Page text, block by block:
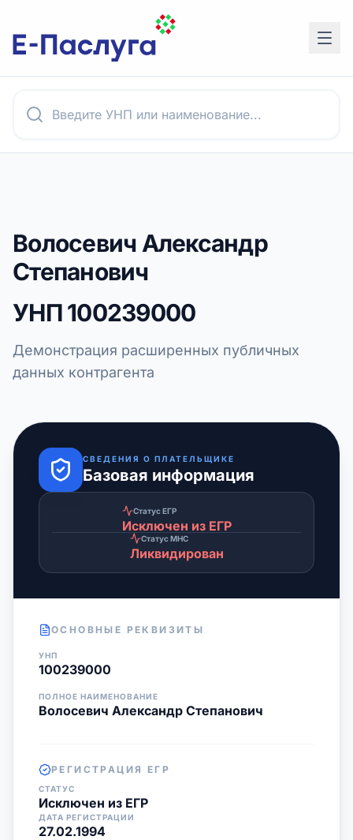
Волосевич Александр
Степанович
УНП100239000
Демонстрация расширенных публичных
данных контрагента
СВЕДЕНИЯ О ПЛАТЕЛЬЩИКЕ
Базовая информация
Статус ЕГР
Исключен из ЕГР
Статус МНС
Ликвидирован
ОСНОВНЫЕ РЕКВИЗИТЫ
УНП
100239000
ПОЛНОЕ НАИМЕНОВАНИЕ
Волосевич Александр Степанович
РЕГИСТРАЦИЯ ЕГР
СТАТУС
Исключен из ЕГР
ДАТА РЕГИСТРАЦИИ
27.02.1994